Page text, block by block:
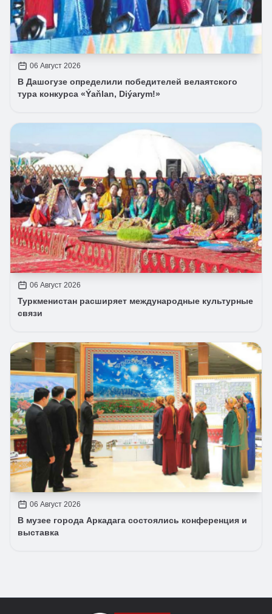
06 Август 2026
В Дашогузе определили победителей велаятского
тура конкурса «Ýaňlan, Diýarym!»
06 Август 2026
Туркменистан расширяет международные культурные
связи
06 Август 2026
В музее города Аркадага состоялись конференция и
выставка